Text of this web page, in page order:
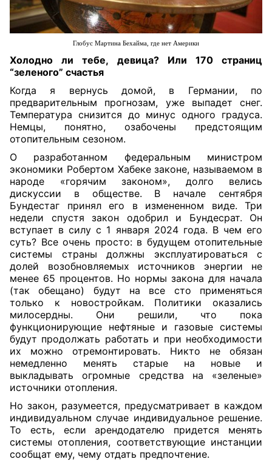
Глобус Мартина Бехайма, где нет Америки
Холодно ли тебе, девица? Или 170 страниц
“зеленого” счастья
Когда я вернусь домой, в Германии, по
предварительным прогнозам, уже выпадет снег.
Температура снизится до минус одного градуса.
Немцы, понятно, озабочены предстоящим
отопительным сезоном.
О разработанном федеральным министром
экономики Робертом Хабеке законе, называемом в
народе «горячим законом», долго велись
дискуссии в обществе. В начале сентября
Бундестаг принял его в измененном виде. Три
недели спустя закон одобрил и Бундесрат. Он
вступает в силу с 1 января 2024 года. В чем его
суть? Все очень просто: в будущем отопительные
системы страны должны эксплуатироваться с
долей возобновляемых источников энергии не
менее 65 процентов. Но нормы закона для начала
(так обещано) будут на все сто применяться
только к новостройкам. Политики оказались
милосердны. Они решили, что пока
функционирующие нефтяные и газовые системы
будут продолжать работать и при необходимости
их можно отремонтировать. Никто не обязан
немедленно менять старые на новые и
выкладывать огромные средства на «зеленые»
источники отопления.
Но закон, разумеется, предусматривает в каждом
индивидуальном случае индивидуальное решение.
То есть, если арендодателю придется менять
системы отопления, соответствующие инстанции
сообщат ему, чему отдать предпочтение.